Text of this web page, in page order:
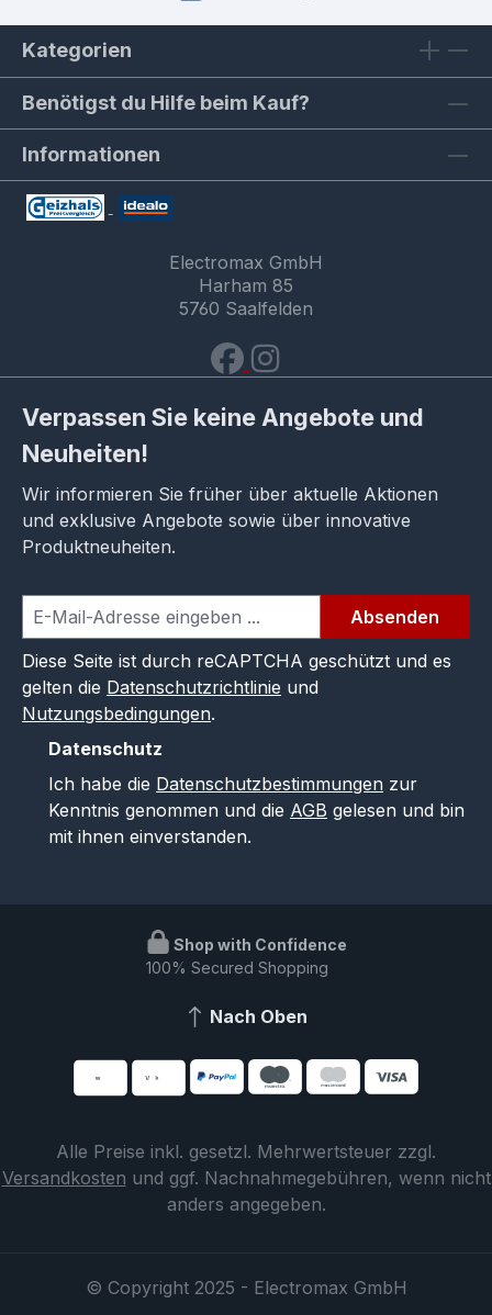
Kategorien
Benötigst du Hilfe beim Kauf?
Informationen
Electromax GmbH
Harham 85
5760 Saalfelden
Verpassen Sie keine Angebote und
Neuheiten!
Wir informieren Sie früher über aktuelle Aktionen
und exklusive Angebote sowie über innovative
Produktneuheiten.
Absenden
Diese Seite ist durch reCAPTCHA geschützt und es
gelten die Datenschutzrichtlinie und
Nutzungsbedingungen.
Datenschutz
Ich habe die Datenschutzbestimmungen zur
Kenntnis genommen und die AGB gelesen und bin
mit ihnen einverstanden.
Shop with Confidence
100% Secured Shopping
Nach Oben
Alle Preise inkl. gesetzl. Mehrwertsteuer zzgl.
Versandkosten und ggf. Nachnahmegebühren, wenn nicht
anders angegeben.
© Copyright 2025 - Electromax GmbH